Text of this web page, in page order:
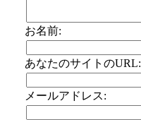
お名前:
あなたのサイトのURL:
メールアドレス: